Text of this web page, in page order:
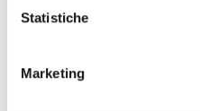
Statistiche
Marketing